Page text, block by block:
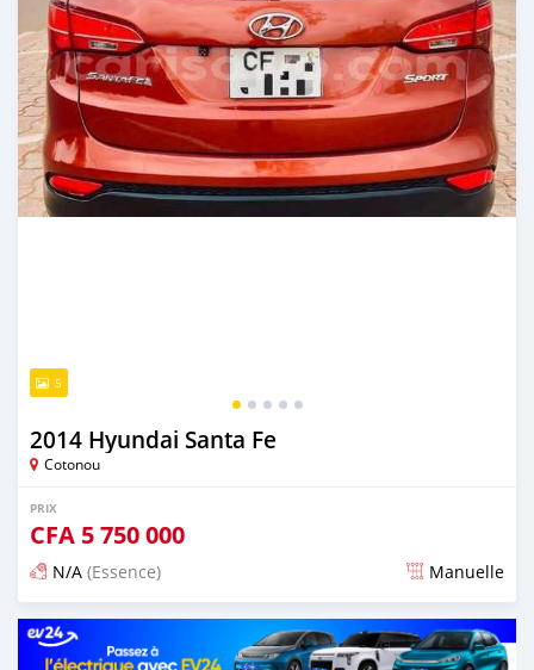
5
2014 Hyundai Santa Fe
Cotonou
PRIX
CFA 5 750 000
N/A (Essence) Manuelle
Publié il y a 5 jours